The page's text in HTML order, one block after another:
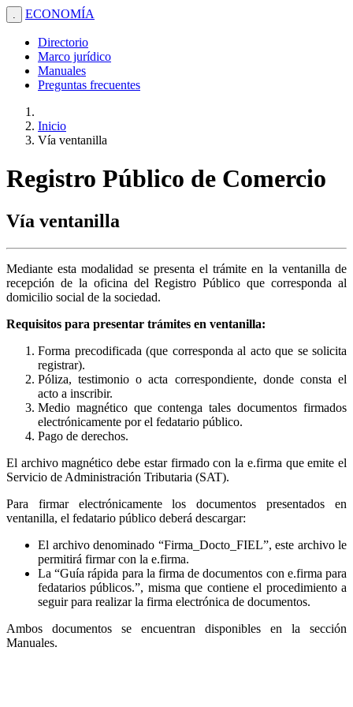
. ECONOMÍA
Directorio
Marco jurídico
Manuales
Preguntas frecuentes
Inicio
Vía ventanilla
Registro Público de Comercio
Vía ventanilla
Mediante esta modalidad se presenta el trámite en la ventanilla de
recepción de la oficina del Registro Público que corresponda al
domicilio social de la sociedad.
Requisitos para presentar trámites en ventanilla:
Forma precodificada (que corresponda al acto que se solicita
registrar).
Póliza, testimonio o acta correspondiente, donde consta el
acto a inscribir.
Medio magnético que contenga tales documentos firmados
electrónicamente por el fedatario público.
Pago de derechos.
El archivo magnético debe estar firmado con la e.firma que emite el
Servicio de Administración Tributaria (SAT).
Para firmar electrónicamente los documentos presentados en
ventanilla, el fedatario público deberá descargar:
El archivo denominado “Firma_Docto_FIEL”, este archivo le
permitirá firmar con la e.firma.
La “Guía rápida para la firma de documentos con e.firma para
fedatarios públicos.”, misma que contiene el procedimiento a
seguir para realizar la firma electrónica de documentos.
Ambos documentos se encuentran disponibles en la sección
Manuales.